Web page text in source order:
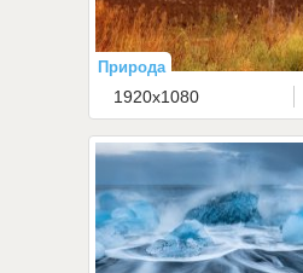
Природа
1920x1080